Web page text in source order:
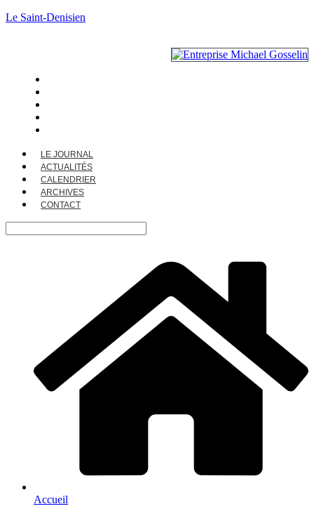
Le Saint-Denisien
LE JOURNAL
ACTUALITÉS
CALENDRIER
ARCHIVES
CONTACT
Accueil